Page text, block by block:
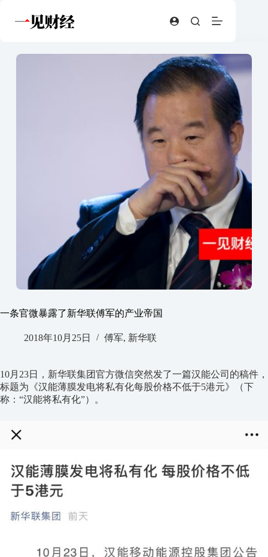
一条官微暴露了新华联傅军的产业帝国
2018年10月25日 傅军, 新华联
10月23日，新华联集团官方微信突然发了一篇汉能公司的稿件，
标题为《汉能薄膜发电将私有化每股价格不低于5港元》（下
称：“汉能将私有化”）。